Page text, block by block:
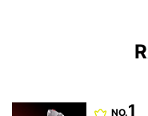
NO.1